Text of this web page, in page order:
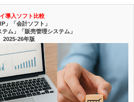
導入ソフト比較
」「会計ソフト」
テム」「販売管理システム」
2025-26年版